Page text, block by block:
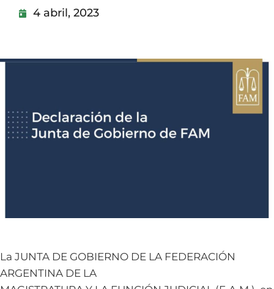
4 abril, 2023
La JUNTA DE GOBIERNO DE LA FEDERACIÓN
ARGENTINA DE LA